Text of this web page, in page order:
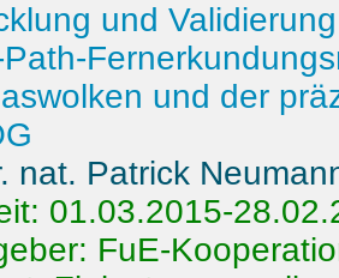
und
und der
nat. Patrick
01.03.2015-
FuE-